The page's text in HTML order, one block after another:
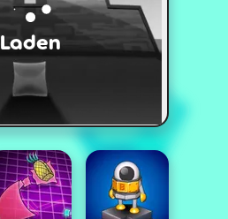
Laden